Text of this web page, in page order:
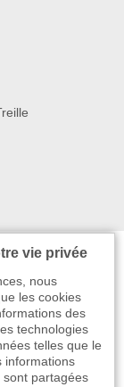
vie privée
nous
les cookies
des
technologies
telles que le
informations
sont partagées